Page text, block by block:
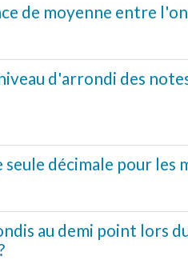
de moyenne entre
d'arrondi des
décimale pour les
au demi point lors du